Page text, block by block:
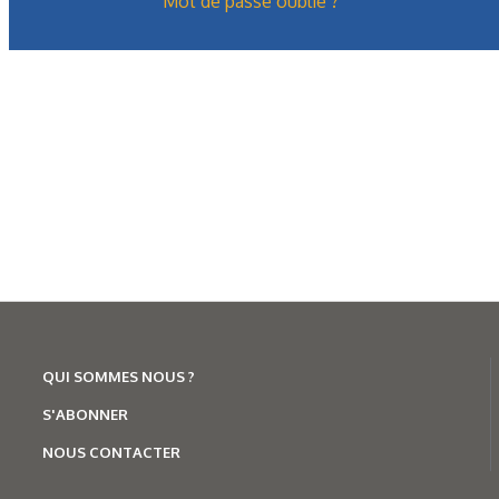
QUI SOMMES NOUS ?
S'ABONNER
NOUS CONTACTER